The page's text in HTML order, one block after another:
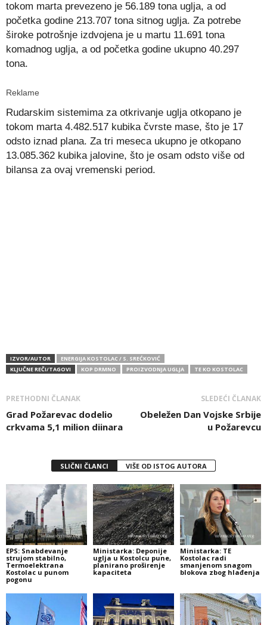
tokom marta prevezeno je 56.189 tona uglja, a od
početka godine 213.707 tona sitnog uglja. Za potrebe
široke potrošnje izdvojena je u martu 11.691 tona
komadnog uglja, a od početka godine ukupno 40.297
tona.
Reklame
Rudarskim sistemima za otkrivanje uglja otkopano je
tokom marta 4.482.517 kubika čvrste mase, što je 17
odsto iznad plana. Za tri meseca ukupno je otkopano
13.085.362 kubika jalovine, što je osam odsto više od
bilansa za ovaj vremenski period.
IZVOR/AUTOR
ENERGIJA KOSTOLAC / S. SREĆKOVIĆ
KLJUČNE REČI/TAGOVI
KOP DRMNO PROIZVODNJA UGLJA TE KO KOSTOLAC
PRETHODNI ČLANAK
Grad Požarevac dodelio
crkvama 5,1 milion diinara
SLEDEĆI ČLANAK
Obeležen Dan Vojske Srbije
u Požarevcu
SLIČNI ČLANCI VIŠE OD ISTOG AUTORA
EPS: Snabdevanje
strujom stabilno,
Termoelektrana
Kostolac u punom
pogonu
Ministarka: Deponije
uglja u Kostolcu pune,
planirano proširenje
kapaciteta
Ministarka: TE
Kostolac radi
smanjenom snagom
blokova zbog hlađenja